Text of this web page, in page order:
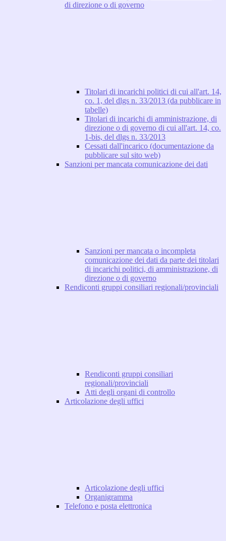
di direzione o di governo
Titolari di incarichi politici di cui all'art. 14,
co. 1, del dlgs n. 33/2013 (da pubblicare in
tabelle)
Titolari di incarichi di amministrazione, di
direzione o di governo di cui all'art. 14, co.
1-bis, del dlgs n. 33/2013
Cessati dall'incarico (documentazione da
pubblicare sul sito web)
Sanzioni per mancata comunicazione dei dati
Sanzioni per mancata o incompleta
comunicazione dei dati da parte dei titolari
di incarichi politici, di amministrazione, di
direzione o di governo
Rendiconti gruppi consiliari regionali/provinciali
Rendiconti gruppi consiliari
regionali/provinciali
Atti degli organi di controllo
Articolazione degli uffici
Articolazione degli uffici
Organigramma
Telefono e posta elettronica